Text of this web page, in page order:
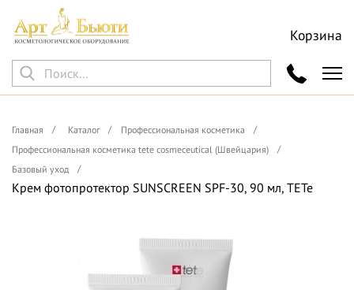
Корзина
Главная Каталог
Профессиональная косметика
Профессиональная косметика tete cosmeceutical (Швейцария)
Базовый уход
Крем фотопротектор SUNSCREEN SPF-30, 90 мл, TETe